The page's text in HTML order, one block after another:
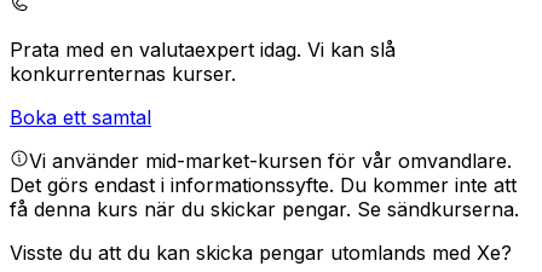
Prata med en valutaexpert idag. Vi kan slå
konkurrenternas kurser.
Boka ett samtal
Vi använder mid-market-kursen för vår omvandlare.
Det görs endast i informationssyfte. Du kommer inte att
få denna kurs när du skickar pengar. Se sändkurserna.
Visste du att du kan skicka pengar utomlands med Xe?